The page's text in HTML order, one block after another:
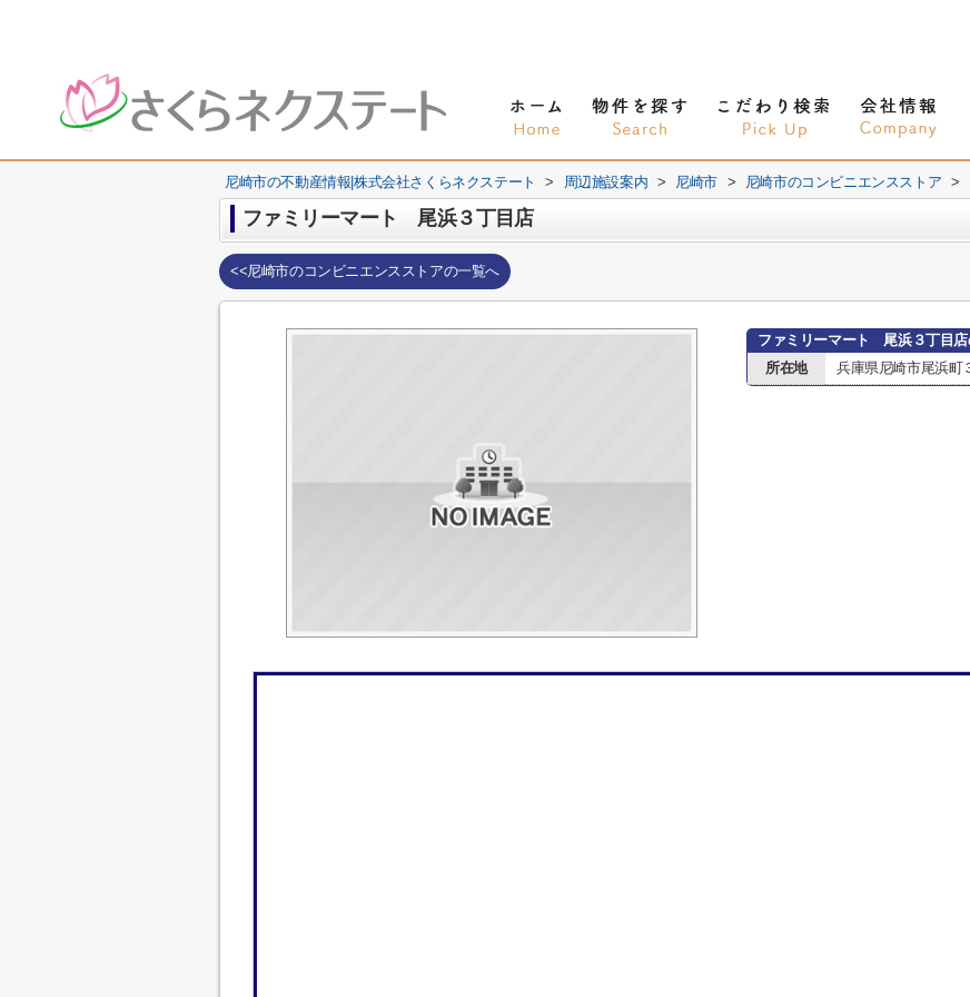
尼崎市の不動産情報|株式会社さくらネクステート > 周辺施設案内 > 尼崎市 > 尼崎市のコンビニエンスストア >
ファミリーマート 尾浜３丁目店
<<尼崎市のコンビニエンスストアの一覧へ
ファミリーマート 尾浜３丁目店
所在地
兵庫県尼崎市尾浜町